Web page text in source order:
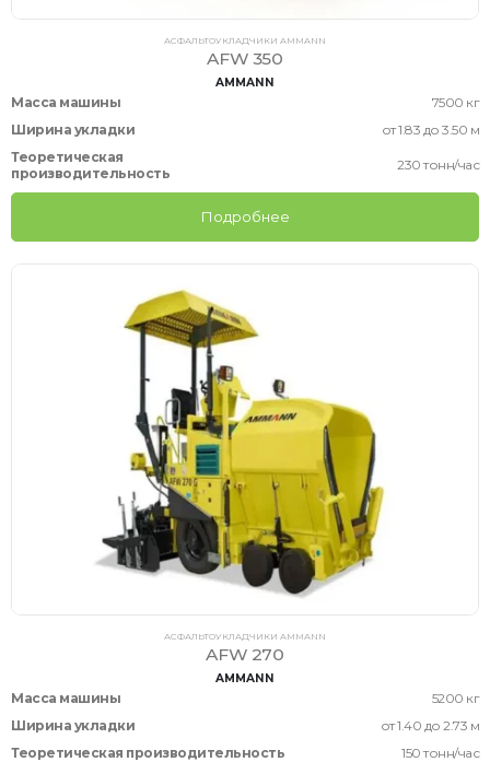
АСФАЛЬТОУКЛАДЧИКИ AMMANN
AFW 350
AMMANN
Масса машины
7500 кг
Ширина укладки
от 1.83 до 3.50 м
Теоретическая
производительность
230 тонн/час
Подробнее
АСФАЛЬТОУКЛАДЧИКИ AMMANN
AFW 270
AMMANN
Масса машины
5200 кг
Ширина укладки
от 1.40 до 2.73 м
Теоретическая производительность
150 тонн/час